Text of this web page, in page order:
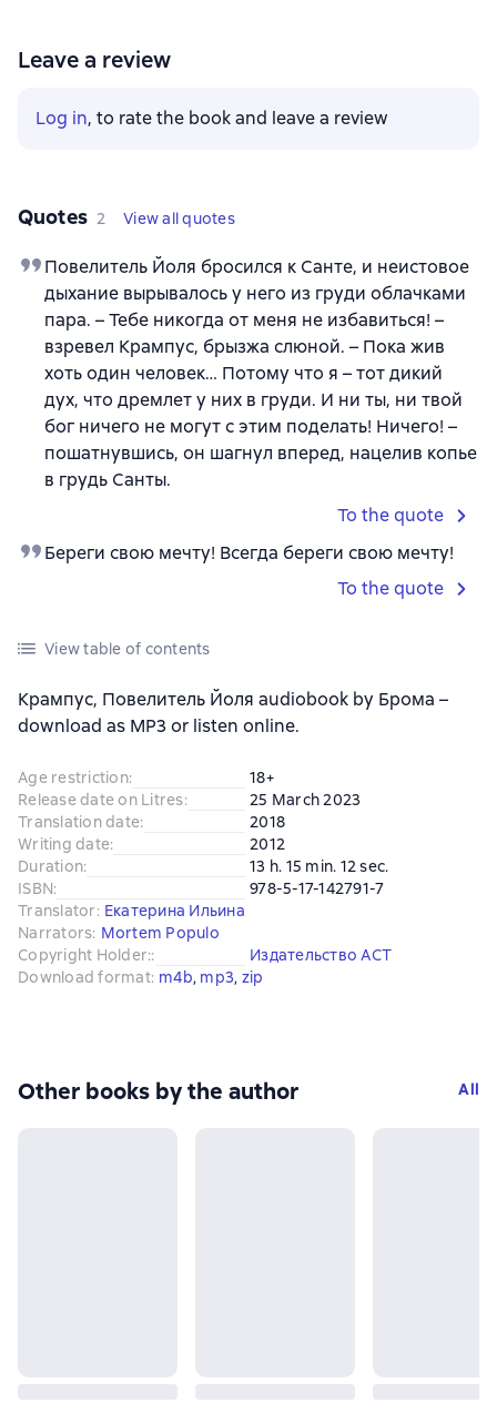
Leave a review
Log in, to rate the book and leave a review
Quotes 2 View all quotes
Повелитель Йоля бросился к Санте, и неистовое
дыхание вырывалось у него из груди облачками
пара. – Тебе никогда от меня не избавиться! –
взревел Крампус, брызжа слюной. – Пока жив
хоть один человек… Потому что я – тот дикий
дух, что дремлет у них в груди. И ни ты, ни твой
бог ничего не могут с этим поделать! Ничего! –
пошатнувшись, он шагнул вперед, нацелив копье
в грудь Санты.
To the quote
Береги свою мечту! Всегда береги свою мечту!
To the quote
View table of contents
Крампус, Повелитель Йоля audiobook by Брома –
download as MP3 or listen online.
Age restriction:
18+
Release date on Litres:
25 March 2023
Translation date:
2018
Writing date:
2012
Duration:
13 h. 15 min. 12 sec.
ISBN:
978-5-17-142791-7
Translator: Екатерина Ильина
Narrators: Mortem Populo
Copyright Holder::
Издательство АСТ
Download format: m4b, mp3, zip
Other books by the author All